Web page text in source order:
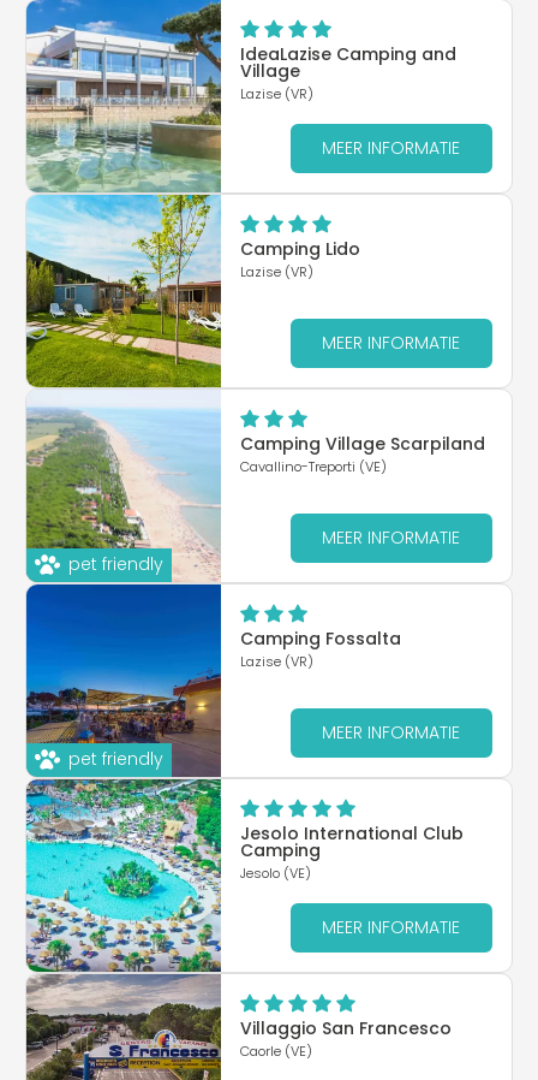
IdeaLazise Camping and
Village
Lazise (VR)
MEER INFORMATIE
Camping Lido
Lazise (VR)
MEER INFORMATIE
pet friendly
Camping Village Scarpiland
Cavallino-Treporti (VE)
MEER INFORMATIE
pet friendly
Camping Fossalta
Lazise (VR)
MEER INFORMATIE
Jesolo International Club
Camping
Jesolo (VE)
MEER INFORMATIE
Villaggio San Francesco
Caorle (VE)